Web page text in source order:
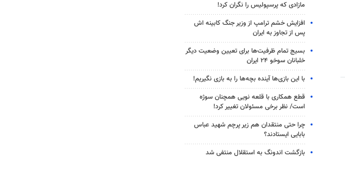
مازادی که پرسپولیس را نگران کرد!
افزایش خشم ترامپ از وزیر جنگ کابینه اش
پس از تجاوز به ایران
بسیج تمام ظرفیت‌ها برای تعیین وضعیت دیگر
خلبانان سوخو ۲۴ ایران
با این بازی‌ها آینده بچه‌ها را به بازی نگیریم!
قطع همکاری با قلعه نویی همچنان سوژه
است/ نظر برخی مسئولان تغییر کرد!
چرا حتی منتقدان هم زیر پرچم شهید عباس
بابایی ایستادند؟
بازگشت اندونگ به استقلال منتفی شد